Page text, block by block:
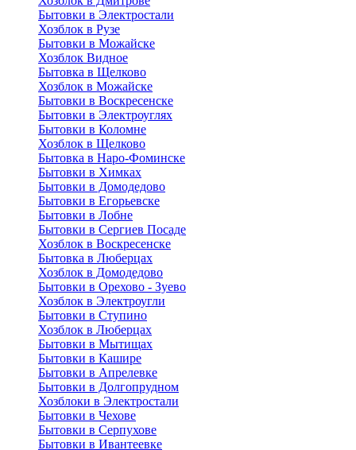
Бытовки в Электростали
Хозблок в Рузе
Бытовки в Можайске
Хозблок Видное
Бытовкa в Щелково
Хозблок в Можайске
Бытовки в Воскресенске
Бытовки в Электроуглях
Бытовки в Коломне
Хозблок в Щелково
Бытовка в Наро-Фоминске
Бытовки в Химках
Бытовки в Домодедово
Бытовки в Егорьевске
Бытовки в Лобне
Бытовки в Сергиев Посаде
Хозблок в Воскресенске
Бытовка в Люберцах
Хозблок в Домодедово
Бытовки в Орехово - Зуево
Хозблок в Электроугли
Бытовки в Ступино
Хозблок в Люберцах
Бытовки в Мытищах
Бытовки в Кашире
Бытовки в Апрелевке
Бытовки в Долгопрудном
Хозблоки в Электростали
Бытовки в Чехове
Бытовки в Серпухове
Бытовки в Ивантеевке